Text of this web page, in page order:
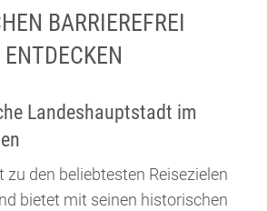
BARRIEREFREI
ENTDECKEN
Landeshauptstadt im
zu den beliebtesten Reisezielen
bietet mit seinen historischen